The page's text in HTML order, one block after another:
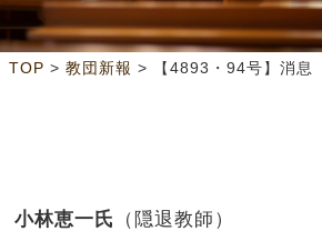
TOP > 教団新報 > 【4893・94号】消息
小林恵一氏
（隠退教師）